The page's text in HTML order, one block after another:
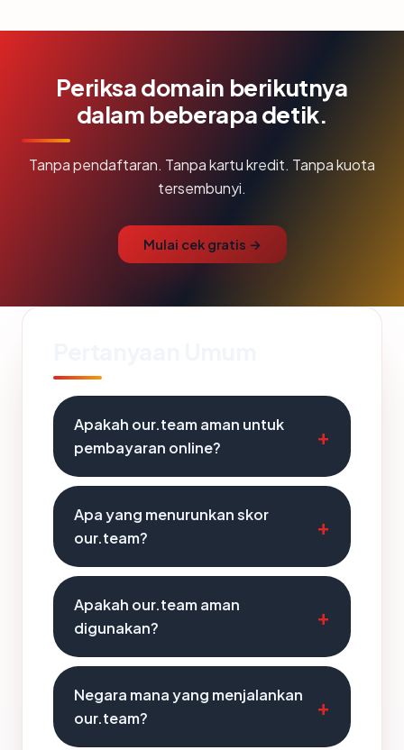
Periksa domain berikutnya
dalam beberapa detik.
Tanpa pendaftaran. Tanpa kartu kredit. Tanpa kuota
tersembunyi.
Mulai cek gratis →
Apakah our.team aman untuk
pembayaran online?
Apa yang menurunkan skor
our.team?
Apakah our.team aman
digunakan?
Negara mana yang menjalankan
our.team?